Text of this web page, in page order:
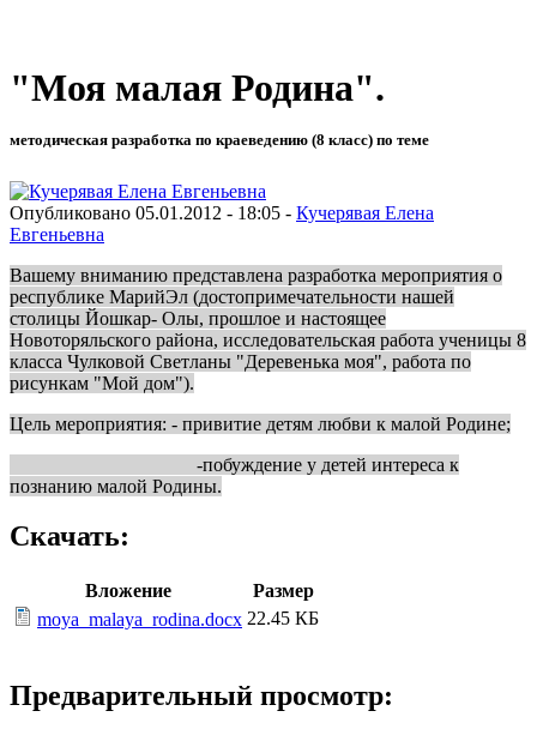
"Моя малая Родина".
методическая разработка по краеведению (8 класс) по теме
Опубликовано 05.01.2012 - 18:05 - Кучерявая Елена
Евгеньевна
Вашему вниманию представлена разработка мероприятия о
республике МарийЭл (достопримечательности нашей
столицы Йошкар- Олы, прошлое и настоящее
Новоторяльского района, исследовательская работа ученицы 8
класса Чулковой Светланы "Деревенька моя", работа по
рисункам "Мой дом").
Цель мероприятия: - привитие детям любви к малой Родине;
-побуждение у детей интереса к
познанию малой Родины.
Скачать:
Вложение
Размер
moya_malaya_rodina.docx 22.45 КБ
Предварительный просмотр: